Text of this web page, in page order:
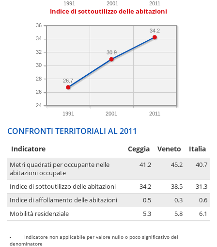
1991 2001 2011
Indice di sottoutilizzo delle abitazioni
1991 2001 2011
24
26
28
30
32
34
36
34.2
30.9
26.7
CONFRONTI TERRITORIALI AL 2011
Indicatore Ceggia Veneto Italia
Metri quadrati per occupante nelle
abitazioni occupate
41.2 45.2 40.7
Indice di sottoutilizzo delle abitazioni 34.2 38.5
31.3
Indice di affollamento delle abitazioni
0.5 0.3
0.6
Mobilità residenziale
5.3 5.8 6.1
-
Indicatore non applicabile per valore nullo o poco significativo del
denominatore